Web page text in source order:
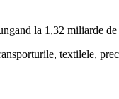
la 1,32 miliarde de
textilele,